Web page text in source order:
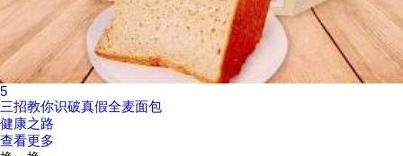
5
三招教你识破真假全麦面包
健康之路
查看更多